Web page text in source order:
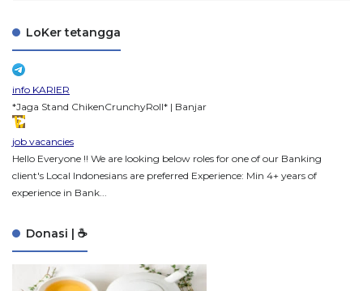
LoKer tetangga
info KARIER
*Jaga Stand ChikenCrunchyRoll* | Banjar
job vacancies
Hello Everyone !! We are looking below roles for one of our Banking
client's Local Indonesians are preferred Experience: Min 4+ years of
experience in Bank...
Donasi | ☕